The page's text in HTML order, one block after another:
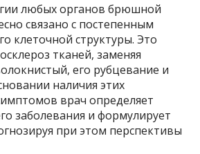
любых органов брюшной
связано с постепенным
клеточной структуры. Это
тканей, заменяя
его рубцевание и
наличия этих
врач определяет
заболевания и формулирует
при этом перспективы